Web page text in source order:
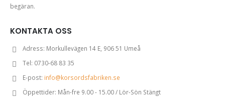
begäran.
KONTAKTA OSS
Adress: Morkullevägen 14 E, 906 51 Umeå
Tel: 0730-68 83 35
E-post: info@korsordsfabriken.se
Öppettider: Mån-fre 9.00 - 15.00 / Lör-Sön Stängt